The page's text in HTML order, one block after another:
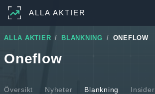
ALLA AKTIER
ALLA AKTIER BLANKNING ONEFLOW
Oneflow
Översikt Nyheter Blankning Insider